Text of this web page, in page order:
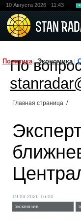
10 Августа 2026 11:43
Политика Экономика
По
Главная страница /
19.03.2026 16:00
эксклюзив